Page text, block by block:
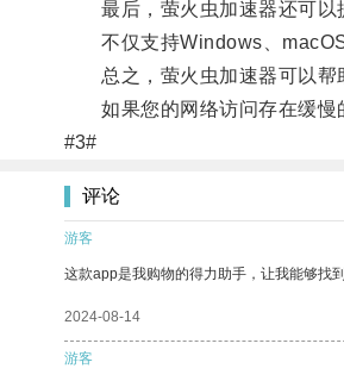
最后，萤火虫加速器还可以
不仅支持Windows、macOS
总之，萤火虫加速器可以帮
如果您的网络访问存在缓慢的
#3#
评论
游客
这款app是我购物的得力助手，让我能够找
2024-08-14
游客